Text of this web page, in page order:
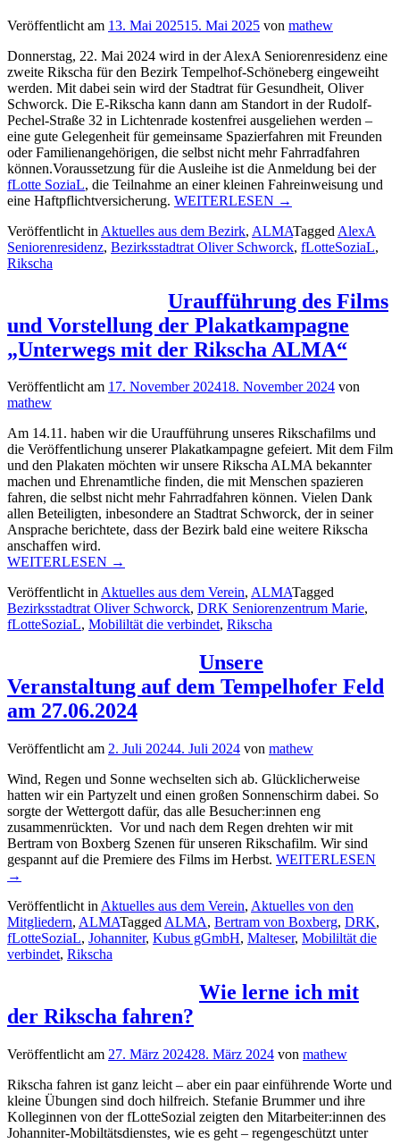
Veröffentlicht am 13. Mai 202515. Mai 2025 von mathew
Donnerstag, 22. Mai 2024 wird in der AlexA Seniorenresidenz eine
zweite Rikscha für den Bezirk Tempelhof-Schöneberg eingeweiht
werden. Mit dabei sein wird der Stadtrat für Gesundheit, Oliver
Schworck. Die E-Rikscha kann dann am Standort in der Rudolf-
Pechel-Straße 32 in Lichtenrade kostenfrei ausgeliehen werden –
eine gute Gelegenheit für gemeinsame Spazierfahren mit Freunden
oder Familienangehörigen, die selbst nicht mehr Fahrradfahren
können.Voraussetzung für die Ausleihe ist die Anmeldung bei der
fLotte SoziaL, die Teilnahme an einer kleinen Fahreinweisung und
eine Haftpflichtversicherung. WEITERLESEN „Einweihung
zweiten
E-
Bezirks
Tempelhof-
Schöneberg
mit
Gesundheitsstadtrat
Schworck“
→
Veröffentlicht in Aktuelles aus dem Bezirk, ALMATagged AlexA
Seniorenresidenz, Bezirksstadtrat Oliver Schworck, fLotteSoziaL,
Rikscha
Uraufführung des Films
und Vorstellung der Plakatkampagne
„Unterwegs mit der Rikscha ALMA“
Veröffentlicht am 17. November 202418. November 2024 von
mathew
Am 14.11. haben wir die Uraufführung unseres Rikschafilms und
die Veröffentlichung unserer Plakatkampagne gefeiert. Mit dem Film
und den Plakaten möchten wir unsere Rikscha ALMA bekannter
machen und Ehrenamtliche finden, die mit Menschen spazieren
fahren, die selbst nicht mehr Fahrradfahren können. Vielen Dank
allen Beteiligten, inbesondere an Stadtrat Schworck, der in seiner
Ansprache berichtete, dass der Bezirk bald eine weitere Rikscha
anschaffen wird.
WEITERLESEN „Uraufführung
Films
und
Vorstellung
Plakatkampagne
mit
der
Rikscha
→
Veröffentlicht inAktuelles aus dem Verein, ALMATagged
Bezirksstadtrat Oliver Schworck, DRK Seniorenzentrum Marie,
fLotteSoziaL, Mobililtät die verbindet, Rikscha
Unsere
Veranstaltung auf dem Tempelhofer Feld
am 27.06.2024
Veröffentlicht am 2. Juli 20244. Juli 2024 von mathew
Wind, Regen und Sonne wechselten sich ab. Glücklicherweise
hatten wir ein Partyzelt und einen großen Sonnenschirm dabei. So
sorgte der Wettergott dafür, das alle Besucher:innen eng
zusammenrückten. Vor und nach dem Regen drehten wir mit
Bertram von Boxberg Szenen für unseren Rikschafilm. Wir sind
gespannt auf die Premiere des Films im Herbst. WEITERLESEN
Feld
→
Veröffentlicht in Aktuelles aus dem Verein, Aktuelles von den
Mitgliedern, ALMATagged ALMA, Bertram von Boxberg, DRK,
fLotteSoziaL, Johanniter, Kubus gGmbH, Malteser, Mobililtät die
verbindet, Rikscha
Wie lerne ich mit
der Rikscha fahren?
Veröffentlicht am 27. März 202428. März 2024 von mathew
Rikscha fahren ist ganz leicht – aber ein paar einführende Worte und
kleine Übungen sind doch hilfreich. Stefanie Brummer und ihre
Kolleginnen von der fLotteSozial zeigten den Mitarbeiter:innen des
Johanniter-Mobiltätsdienstes, wie es geht – regengeschützt unter